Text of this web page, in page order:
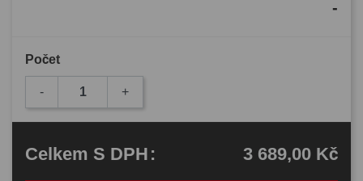
-
Počet
- +
Celkem S DPH: 3 689,00 Kč